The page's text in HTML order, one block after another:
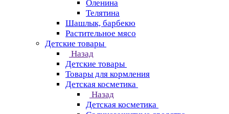
Оленина
Телятина
Шашлык, барбекю
Растительное мясо
Детские товары
Назад
Детские товары
Товары для кормления
Детская косметика
Назад
Детская косметика